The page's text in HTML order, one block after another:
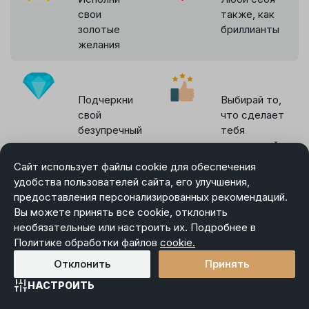
свои
золотые
желания
также, как
бриллианты
Подчеркни
свой
безупречный
вкус
лучшими
украшениями
Выбирай то,
что сделает
тебя
счастливой
Кольца в «DIAMANTE» в Лиде с
онлайн-примеркой
Решили порадовать себя оригинальным украшением?
Или подбираете кольца в качестве подарка? В
Сайт использует файлы cookie для обеспечения
удобства пользователей сайта, его улучшения,
предоставления персонализированных рекомендаций.
Вы можете принять все cookie, отклонить
необязательные или настроить их. Подробнее в
Политике обработки файлов cookie.
НАСТРОИТЬ
Отклонить Принять